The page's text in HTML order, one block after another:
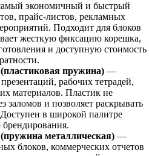
экономичный и быстрый
прайс-листов, рекламных
Подходит для блоков
жесткую фиксацию корешка,
и доступную стоимость
пружина) —
рабочих тетрадей,
материалов. Пластик не
заломов и позволяет раскрывать
в широкой палитре
металлическая) —
блоков, коммерческих отчетов